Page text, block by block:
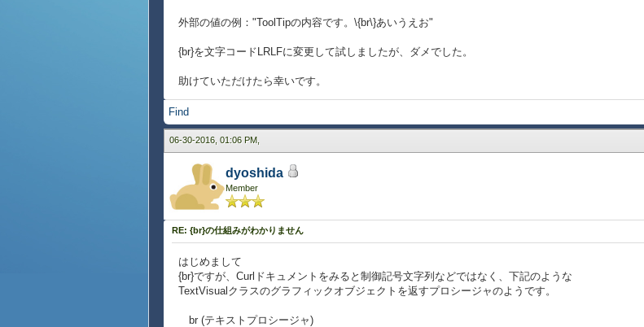
外部の値の例："ToolTipの内容です。\{br\}あいうえお"
{br}を文字コードLRLFに変更して試しましたが、ダメでした。
助けていただけたら幸いです。
Find
06-30-2016, 01:06 PM,
dyoshida
Member
RE: {br}の仕組みがわかりません
はじめまして
{br}ですが、Curlドキュメントをみると制御記号文字列などではなく、下記のような
TextVisualクラスのグラフィックオブジェクトを返すプロシージャのようです。
br (テキストプロシージャ)